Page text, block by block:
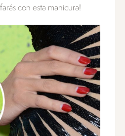
con esta manicura!